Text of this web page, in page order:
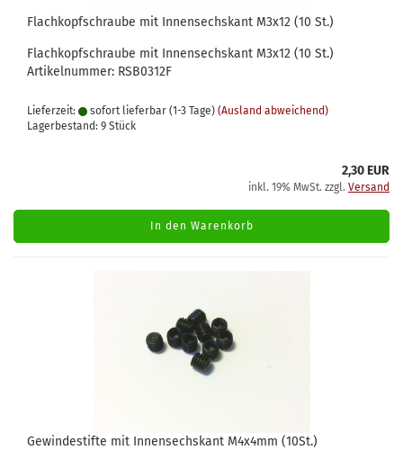
Flachkopfschraube mit Innensechskant M3x12 (10 St.)
Flachkopfschraube mit Innensechskant M3x12 (10 St.)
Artikelnummer: RSB0312F
Lieferzeit: sofort lieferbar (1-3 Tage) (Ausland abweichend)
Lagerbestand: 9 Stück
2,30 EUR
inkl. 19% MwSt. zzgl. Versand
In den Warenkorb
Gewindestifte mit Innensechskant M4x4mm (10St.)